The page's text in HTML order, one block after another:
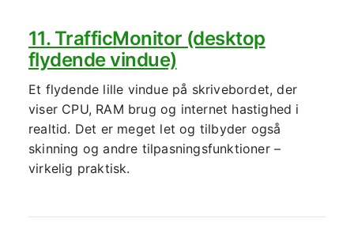
11. TrafficMonitor (desktop
flydende vindue)
Et flydende lille vindue på skrivebordet, der
viser CPU, RAM brug og internet hastighed i
realtid. Det er meget let og tilbyder også
skinning og andre tilpasningsfunktioner –
virkelig praktisk.